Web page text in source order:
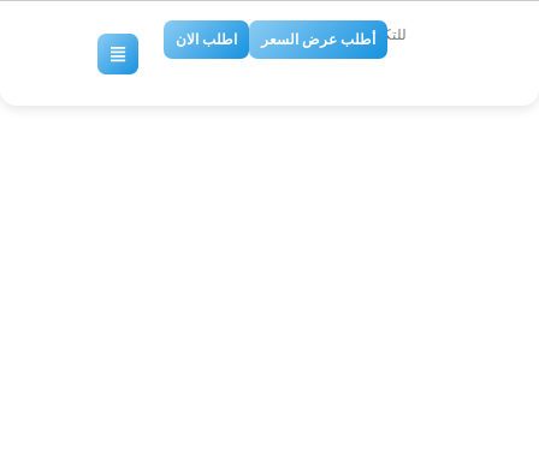
للتكييف والتبريد
أطلب عرض السعر اطلب الان